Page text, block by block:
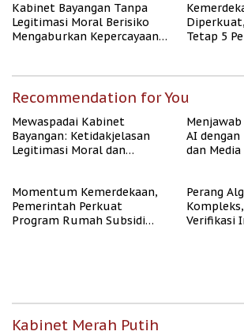
Kabinet Bayangan Tanpa
Legitimasi Moral Berisiko
Mengaburkan Kepercayaan
Tetap 5
Recommendation for You
Mewaspadai Kabinet
Bayangan: Ketidakjelasan
Legitimasi Moral dan
AI
dan Media
Momentum Kemerdekaan,
Pemerintah Perkuat
Program Rumah Subsidi
Perang
Verifikasi
Kabinet Merah Putih